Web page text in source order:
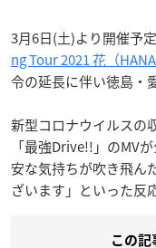
3月6日(土)より開催予
ng Tour 2021 花（
令の延長に伴い徳島・
新型コロナウイルスの
「最強Drive!!」のMV
安な気持ちが吹き飛ん
ざいます」といった反
この記